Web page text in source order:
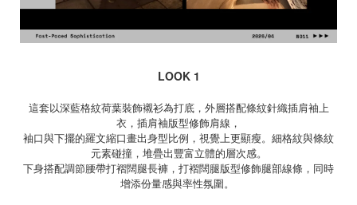
LOOK 1
這套以深藍格紋荷葉裝飾襯衫為打底，外層搭配條紋針織插肩袖上
衣，插肩袖版型修飾肩線，
袖口與下擺的羅文縮口畫出身型比例，視覺上更顯瘦。細格紋與條紋
元素碰撞，堆疊出豐富立體的層次感。
下身搭配調節腰帶打褶闊腿長褲，打褶闊腿版型修飾腿部線條，同時
增添份量感與率性氛圍。